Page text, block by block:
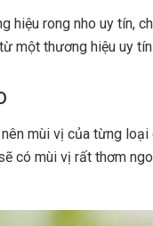
hiệu rong nho uy tín,
một thương hiệu uy tín
mùi vị của từng
có mùi vị rất thơm